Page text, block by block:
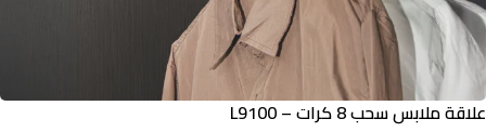
علاقة ملابس سحب 8 كرات – L9100